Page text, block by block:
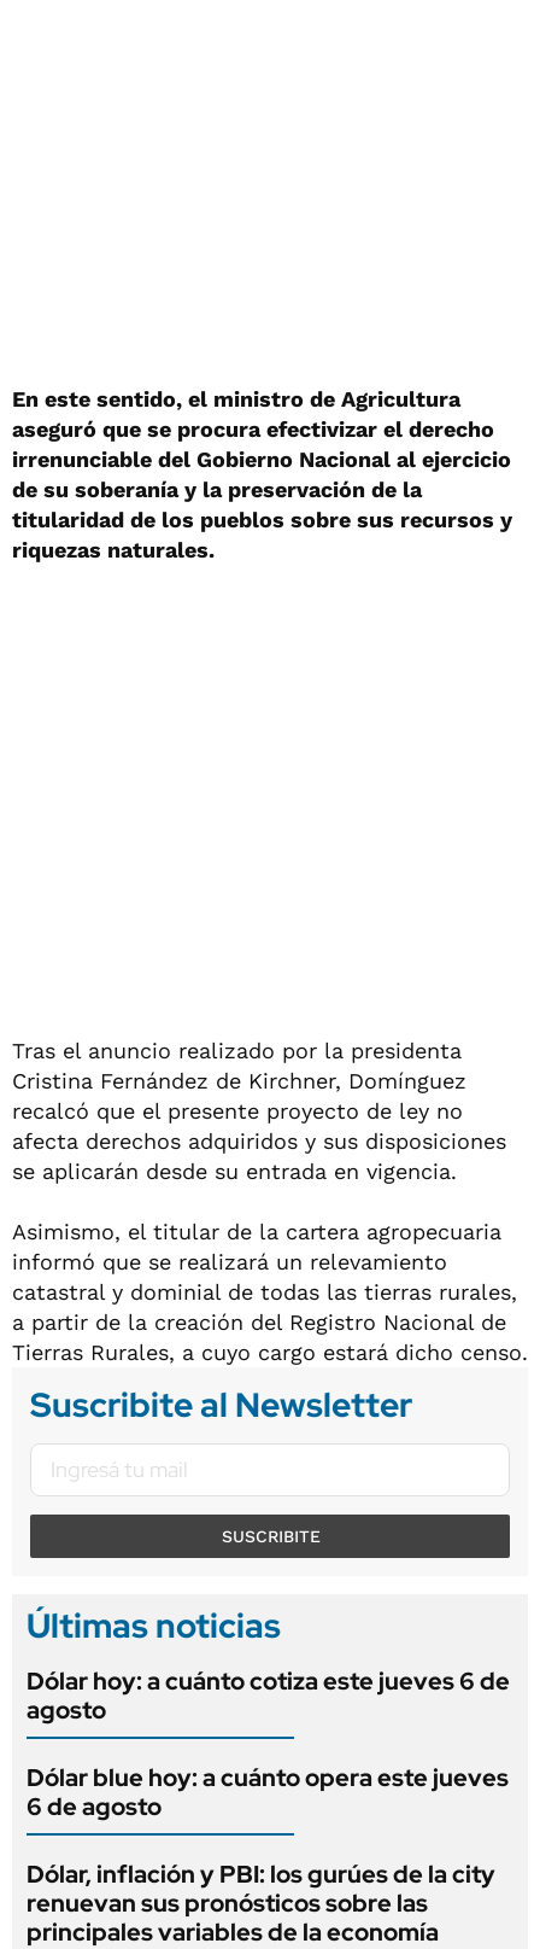
En este sentido, el ministro de Agricultura
aseguró que se procura efectivizar el derecho
irrenunciable del Gobierno Nacional al ejercicio
de su soberanía y la preservación de la
titularidad de los pueblos sobre sus recursos y
riquezas naturales.
Tras el anuncio realizado por la presidenta
Cristina Fernández de Kirchner, Domínguez
recalcó que el presente proyecto de ley no
afecta derechos adquiridos y sus disposiciones
se aplicarán desde su entrada en vigencia.
Asimismo, el titular de la cartera agropecuaria
informó que se realizará un relevamiento
catastral y dominial de todas las tierras rurales,
a partir de la creación del Registro Nacional de
Tierras Rurales, a cuyo cargo estará dicho censo.
Suscribite al Newsletter
SUSCRIBITE
Últimas noticias
Dólar hoy: a cuánto cotiza este jueves 6 de
agosto
Dólar blue hoy: a cuánto opera este jueves
6 de agosto
Dólar, inflación y PBI: los gurúes de la city
renuevan sus pronósticos sobre las
principales variables de la economía